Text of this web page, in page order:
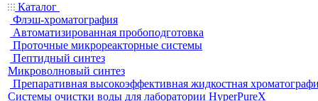
Каталог
Флэш-хроматография
Автоматизированная пробоподготовка
Проточные микрореакторные системы
Пептидный синтез
Микроволновый синтез
Препаративная высокоэффективная жидкостная
Системы очистки воды для лаборатории HyperPureX